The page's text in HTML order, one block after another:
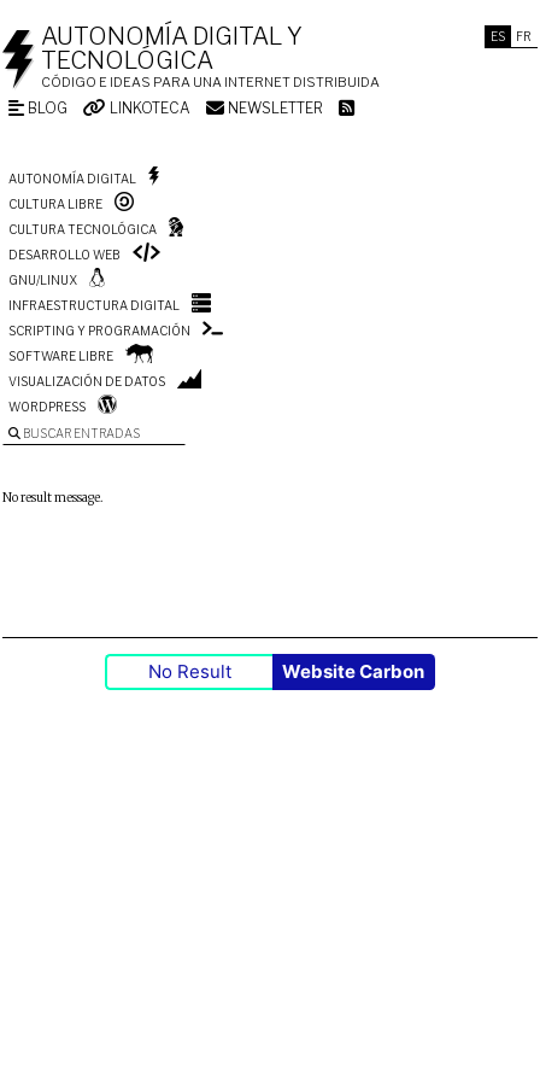
ES FR
AUTONOMÍA DIGITAL Y
TECNOLÓGICA
CÓDIGO E IDEAS PARA UNA INTERNET DISTRIBUIDA
BLOG LINKOTECA NEWSLETTER
AUTONOMÍA DIGITAL
CULTURA LIBRE
CULTURA TECNOLÓGICA
DESARROLLO WEB
GNU/LINUX
INFRAESTRUCTURA DIGITAL
SCRIPTING Y PROGRAMACIÓN
SOFTWARE LIBRE
VISUALIZACIÓN DE DATOS
WORDPRESS
BUSCAR ENTRADAS
No result message.
No Result Website Carbon